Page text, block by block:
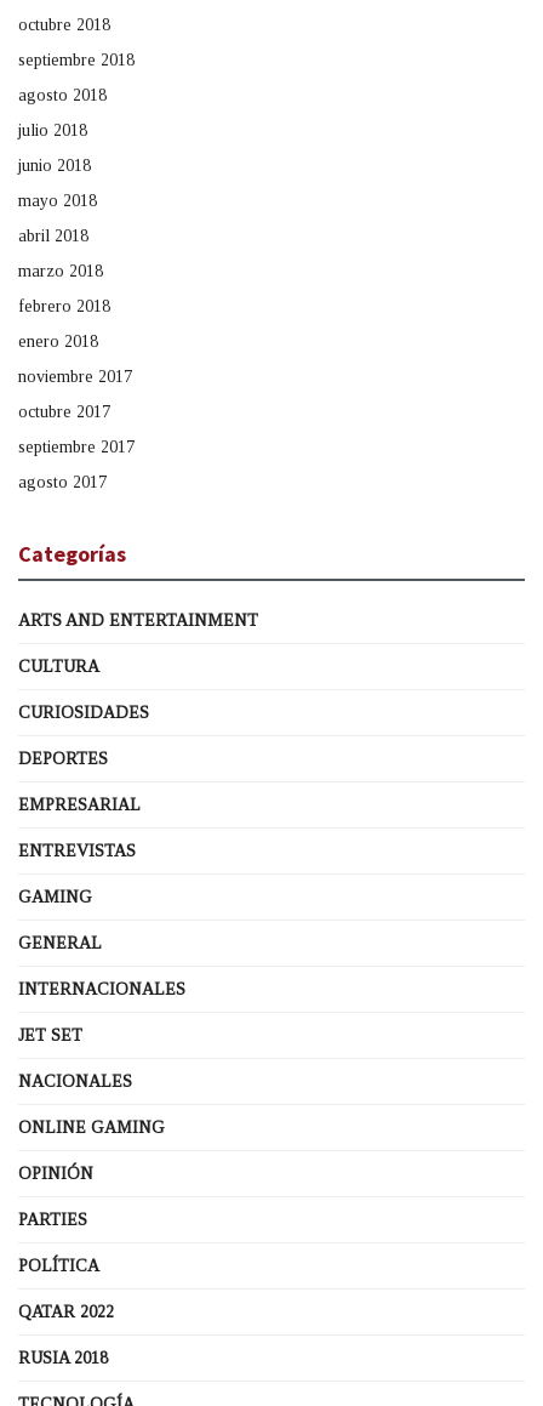
octubre 2018
septiembre 2018
agosto 2018
julio 2018
junio 2018
mayo 2018
abril 2018
marzo 2018
febrero 2018
enero 2018
noviembre 2017
octubre 2017
septiembre 2017
agosto 2017
Categorías
ARTS AND ENTERTAINMENT
CULTURA
CURIOSIDADES
DEPORTES
EMPRESARIAL
ENTREVISTAS
GAMING
GENERAL
INTERNACIONALES
JET SET
NACIONALES
ONLINE GAMING
OPINIÓN
PARTIES
POLÍTICA
QATAR 2022
RUSIA 2018